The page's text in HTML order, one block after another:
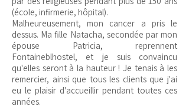
(école, infirmerie, hôpital).
Malheureusement, mon cancer a pris le
dessus. Ma fille Natacha, secondée par mon
épouse Patricia, reprennent
Fontaineblhostel, et je suis convaincu
qu'elles seront à la hauteur ! Je tenais à les
remercier, ainsi que tous les clients que j'ai
eu le plaisir d'accueillir pendant toutes ces
années.